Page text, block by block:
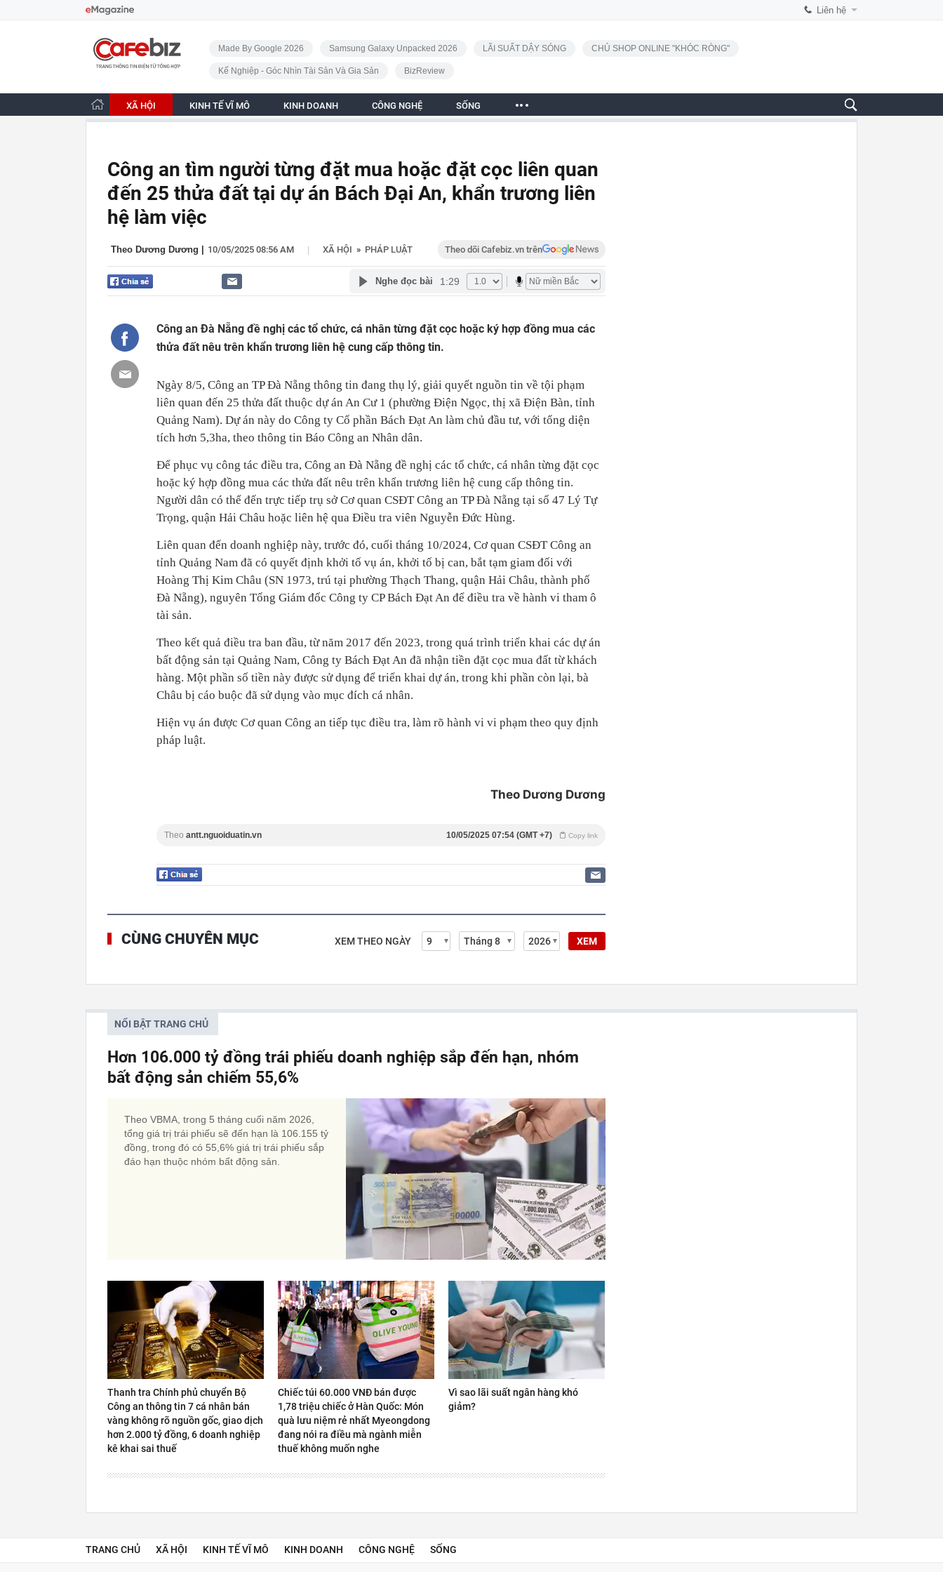
Liên hệ
CafeBiz - Trang chủ
Made By Google 2026 Samsung Galaxy Unpacked 2026 LÃI SUẤT DẬY SÓNG CHỦ SHOP ONLINE "KHÓC RÒNG"
Kế Nghiệp - Góc Nhìn Tài Sản Và Gia Sản BizReview
XÃ HỘI KINH TẾ VĨ MÔ KINH DOANH CÔNG NGHỆ SỐNG
Công an tìm người từng đặt mua hoặc đặt cọc liên quan
đến 25 thửa đất tại dự án Bách Đại An, khẩn trương liên
hệ làm việc
Theo Dương Dương 10/05/2025 08:56 AM | XÃ HỘI » PHÁP LUẬT Theo dõi Cafebiz.vn trên
Nghe đọc bài 1:29
Công an Đà Nẵng đề nghị các tổ chức, cá nhân từng đặt cọc hoặc ký hợp đồng mua các
thửa đất nêu trên khẩn trương liên hệ cung cấp thông tin.
Ngày 8/5, Công an TP Đà Nẵng thông tin đang thụ lý, giải quyết nguồn tin về tội phạm
liên quan đến 25 thửa đất thuộc dự án An Cư 1 (phường Điện Ngọc, thị xã Điện Bàn, tỉnh
Quảng Nam). Dự án này do Công ty Cổ phần Bách Đạt An làm chủ đầu tư, với tổng diện
tích hơn 5,3ha, theo thông tin Báo Công an Nhân dân.
Để phục vụ công tác điều tra, Công an Đà Nẵng đề nghị các tổ chức, cá nhân từng đặt cọc
hoặc ký hợp đồng mua các thửa đất nêu trên khẩn trương liên hệ cung cấp thông tin.
Người dân có thể đến trực tiếp trụ sở Cơ quan CSĐT Công an TP Đà Nẵng tại số 47 Lý Tự
Trọng, quận Hải Châu hoặc liên hệ qua Điều tra viên Nguyễn Đức Hùng.
Liên quan đến doanh nghiệp này, trước đó, cuối tháng 10/2024, Cơ quan CSĐT Công an
tỉnh Quảng Nam đã có quyết định khởi tố vụ án, khởi tố bị can, bắt tạm giam đối với
Hoàng Thị Kim Châu (SN 1973, trú tại phường Thạch Thang, quận Hải Châu, thành phố
Đà Nẵng), nguyên Tổng Giám đốc Công ty CP Bách Đạt An để điều tra về hành vi tham ô
tài sản.
Theo kết quả điều tra ban đầu, từ năm 2017 đến 2023, trong quá trình triển khai các dự án
bất động sản tại Quảng Nam, Công ty Bách Đạt An đã nhận tiền đặt cọc mua đất từ khách
hàng. Một phần số tiền này được sử dụng để triển khai dự án, trong khi phần còn lại, bà
Châu bị cáo buộc đã sử dụng vào mục đích cá nhân.
Hiện vụ án được Cơ quan Công an tiếp tục điều tra, làm rõ hành vi vi phạm theo quy định
pháp luật.
Theo Dương Dương
Theo antt.nguoiduatin.vn Copy link
10/05/2025 07:54 (GMT +7)
CÙNG CHUYÊN MỤC XEM THEO NGÀY XEM
NỔI BẬT TRANG CHỦ
Hơn 106.000 tỷ đồng trái phiếu doanh nghiệp sắp đến hạn, nhóm
bất động sản chiếm 55,6%
Theo VBMA, trong 5 tháng cuối năm 2026,
tổng giá trị trái phiếu sẽ đến hạn là 106.155 tỷ
đồng, trong đó có 55,6% giá trị trái phiếu sắp
đáo hạn thuộc nhóm bất động sản.
Thanh tra Chính phủ chuyển Bộ
Công an thông tin 7 cá nhân bán
vàng không rõ nguồn gốc, giao dịch
hơn 2.000 tỷ đồng, 6 doanh nghiệp
kê khai sai thuế
Chiếc túi 60.000 VNĐ bán được
1,78 triệu chiếc ở Hàn Quốc: Món
quà lưu niệm rẻ nhất Myeongdong
đang nói ra điều mà ngành miễn
thuế không muốn nghe
Vì sao lãi suất ngân hàng khó
giảm?
TRANG CHỦ XÃ HỘI KINH TẾ VĨ MÔ KINH DOANH CÔNG NGHỆ SỐNG